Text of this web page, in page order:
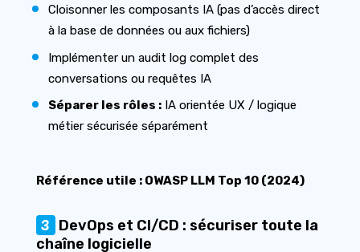
Cloisonner les composants IA (pas d’accès direct
à la base de données ou aux fichiers)
Implémenter un audit log complet des
conversations ou requêtes IA
Séparer les rôles :IA orientée UX / logique
métier sécurisée séparément
Référence utile : OWASP LLM Top 10 (2024)
3 DevOps et CI/CD : sécuriser toute la
chaîne logicielle